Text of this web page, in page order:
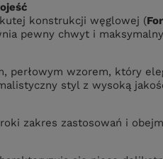
konstrukcji węglowej (
pewny chwyt i
perłowym wzorem, który
styl z wysoką
zakres zastosowań i